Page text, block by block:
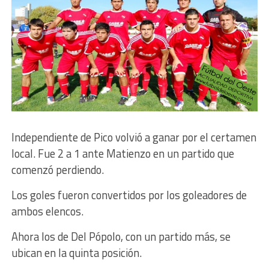
Independiente de Pico volvió a ganar por el certamen
local. Fue 2 a 1 ante Matienzo en un partido que
comenzó perdiendo.
Los goles fueron convertidos por los goleadores de
ambos elencos.
Ahora los de Del Pópolo, con un partido más, se
ubican en la quinta posición.